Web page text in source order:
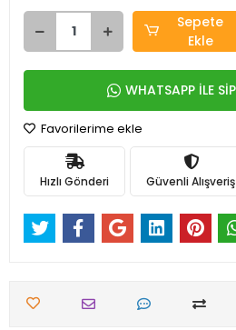
Sepete
Ekle
WHATSAPP İLE
Favorilerime ekle
Hızlı Gönderi Güvenli Alışveriş